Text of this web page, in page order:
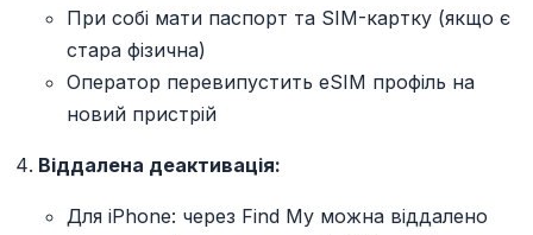
При собі мати паспорт та SIM-картку (якщо є
стара фізична)
Оператор перевипустить eSIM профіль на
новий пристрій
Віддалена деактивація:
Для iPhone: через Find My можна віддалено